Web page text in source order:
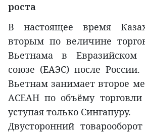
роста
В настоящее время
вторым по величине
Вьетнама в Евразийском
союзе (ЕАЭС) после
Вьетнам занимает второе
АСЕАН по объёму торговли
уступая только Сингапуру.
Двусторонний